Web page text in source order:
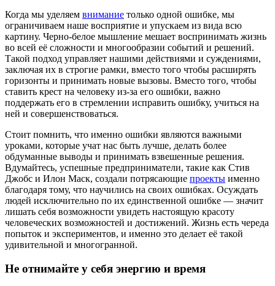
Когда мы уделяем внимание только одной ошибке, мы
ограничиваем наше восприятие и упускаем из вида всю
картину. Черно-белое мышление мешает воспринимать жизнь
во всей её сложности и многообразии событий и решений.
Такой подход управляет нашими действиями и суждениями,
заключая их в строгие рамки, вместо того чтобы расширять
горизонты и принимать новые вызовы. Вместо того, чтобы
ставить крест на человеку из-за его ошибки, важно
поддержать его в стремлении исправить ошибку, учиться на
ней и совершенствоваться.
Стоит помнить, что именно ошибки являются важными
уроками, которые учат нас быть лучше, делать более
обдуманные выводы и принимать взвешенные решения.
Вдумайтесь, успешные предприниматели, такие как Стив
Джобс и Илон Маск, создали потрясающие проекты именно
благодаря тому, что научились на своих ошибках. Осуждать
людей исключительно по их единственной ошибке — значит
лишать себя возможности увидеть настоящую красоту
человеческих возможностей и достижений. Жизнь есть череда
попыток и экспериментов, и именно это делает её такой
удивительной и многогранной.
Не отнимайте у себя энергию и время